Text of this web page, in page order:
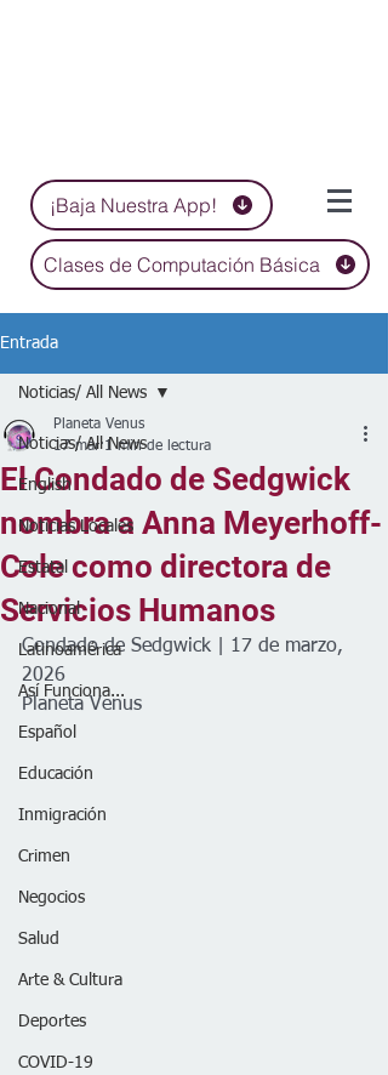
¡Baja Nuestra App!
Clases de Computación Básica
Entrada
Noticias/ All News
English
Noticias Locales
Estatal
Nacional
Latinoamérica
Así Funciona...
Español
Educación
Inmigración
Crimen
Negocios
Salud
Arte & Cultura
Deportes
COVID-19
Noticias/ All News
El Condado de Sedgwick
nombra a Anna Meyerhoff-
Cole como directora de
Servicios Humanos
Planeta Venus
17 mar 1 min de lectura
Condado de Sedgwick | 17 de marzo,
2026
Planeta Venus